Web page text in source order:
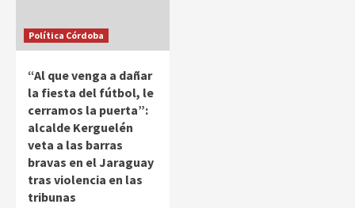
Política Córdoba
“Al que venga a dañar
la fiesta del fútbol, le
cerramos la puerta”:
alcalde Kerguelén
veta a las barras
bravas en el Jaraguay
tras violencia en las
tribunas